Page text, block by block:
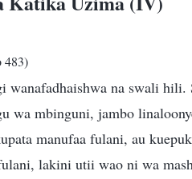
483)
na swali hili.
wa mbinguni, jambo
manufaa fulani, au
lakini utii wao ni wa